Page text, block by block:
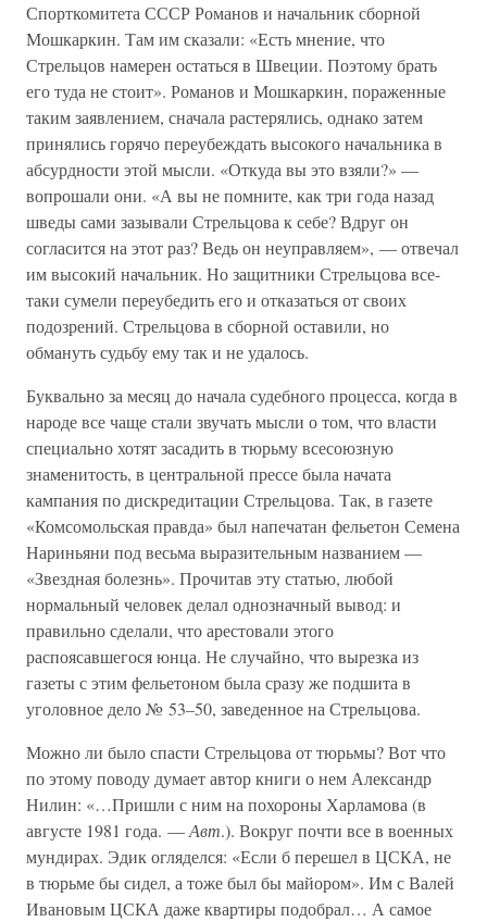
Спорткомитета СССР Романов и начальник сборной
Мошкаркин. Там им сказали: «Есть мнение, что
Стрельцов намерен остаться в Швеции. Поэтому брать
его туда не стоит». Романов и Мошкаркин, пораженные
таким заявлением, сначала растерялись, однако затем
принялись горячо переубеждать высокого начальника в
абсурдности этой мысли. «Откуда вы это взяли?» —
вопрошали они. «А вы не помните, как три года назад
шведы сами зазывали Стрельцова к себе? Вдруг он
согласится на этот раз? Ведь он неуправляем», — отвечал
им высокий начальник. Но защитники Стрельцова все-
таки сумели переубедить его и отказаться от своих
подозрений. Стрельцова в сборной оставили, но
обмануть судьбу ему так и не удалось.
Буквально за месяц до начала судебного процесса, когда в
народе все чаще стали звучать мысли о том, что власти
специально хотят засадить в тюрьму всесоюзную
знаменитость, в центральной прессе была начата
кампания по дискредитации Стрельцова. Так, в газете
«Комсомольская правда» был напечатан фельетон Семена
Нариньяни под весьма выразительным названием —
«Звездная болезнь». Прочитав эту статью, любой
нормальный человек делал однозначный вывод: и
правильно сделали, что арестовали этого
распоясавшегося юнца. Не случайно, что вырезка из
газеты с этим фельетоном была сразу же подшита в
уголовное дело № 53–50, заведенное на Стрельцова.
Можно ли было спасти Стрельцова от тюрьмы? Вот что
по этому поводу думает автор книги о нем Александр
Нилин: «…Пришли с ним на похороны Харламова (в
августе 1981 года. —Авт.). Вокруг почти все в военных
мундирах. Эдик огляделся: «Если б перешел в ЦСКА, не
в тюрьме бы сидел, а тоже был бы майором». Им с Валей
Ивановым ЦСКА даже квартиры подобрал… А самое